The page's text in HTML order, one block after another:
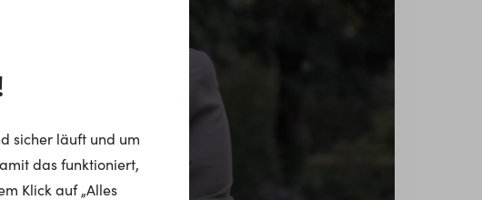
sicher läuft und um
das funktioniert,
Klick auf „Alles